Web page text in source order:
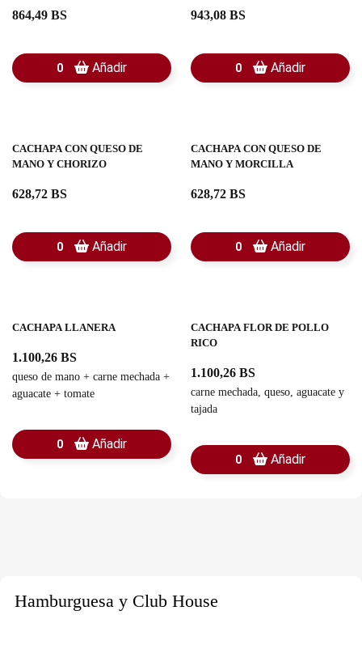
864,49 BS
0 Añadir
943,08 BS
0 Añadir
CACHAPA CON QUESO DE
MANO Y CHORIZO
628,72 BS
0 Añadir
CACHAPA CON QUESO DE
MANO Y MORCILLA
628,72 BS
0 Añadir
CACHAPA LLANERA
1.100,26 BS
queso de mano + carne mechada +
aguacate + tomate
0 Añadir
CACHAPA FLOR DE POLLO
RICO
1.100,26 BS
carne mechada, queso, aguacate y
tajada
0 Añadir
Hamburguesa y Club House